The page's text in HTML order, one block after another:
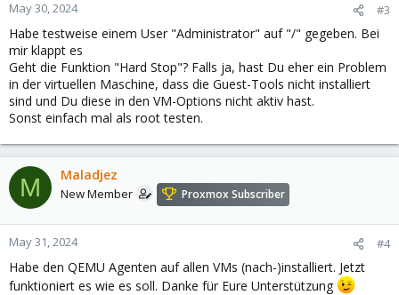
May 30, 2024 #3
Habe testweise einem User "Administrator" auf "/" gegeben. Bei
mir klappt es
Geht die Funktion "Hard Stop"? Falls ja, hast Du eher ein Problem
in der virtuellen Maschine, dass die Guest-Tools nicht installiert
sind und Du diese in den VM-Options nicht aktiv hast.
Sonst einfach mal als root testen.
M Maladjez
New Member Proxmox Subscriber
May 31, 2024 #4
Habe den QEMU Agenten auf allen VMs (nach-)installiert. Jetzt
funktioniert es wie es soll. Danke für Eure Unterstützung